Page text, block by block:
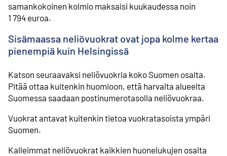
samankokoinen kolmio maksaisi kuukaudessa noin
1 794 euroa.
Sisämaassa neliövuokrat ovat jopa kolme kertaa
pienempiä kuin Helsingissä
Katson seuraavaksi neliövuokria koko Suomen osalta.
Pitää ottaa kuitenkin huomioon, että harvalta alueelta
Suomessa saadaan postinumerotasolla neliövuokraa.
Vuokrat antavat kuitenkin tietoa vuokratasoista ympäri
Suomen.
Kalleimmat neliövuokrat kaikkien huonelukujen osalta